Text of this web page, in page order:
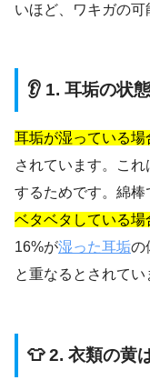
いほど、ワキガの可
👂 1. 耳垢の状態
耳垢が湿っている
されています。こ
するためです。綿棒
ベタベタしている場
16%が湿った耳垢の
と重なるとされてい
👕 2. 衣類の黄